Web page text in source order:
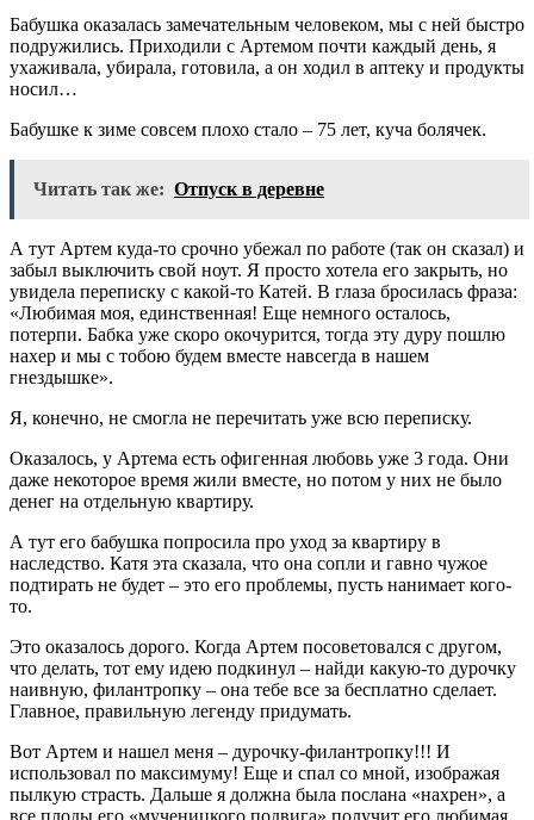
Бабушка оказалась замечательным человеком, мы с ней быстро
подружились. Приходили с Артемом почти каждый день, я
ухаживала, убирала, готовила, а он ходил в аптеку и продукты
носил…
Бабушке к зиме совсем плохо стало – 75 лет, куча болячек.
Читать так же: Отпуск в деревне
А тут Артем куда-то срочно убежал по работе (так он сказал) и
забыл выключить свой ноут. Я просто хотела его закрыть, но
увидела переписку с какой-то Катей. В глаза бросилась фраза:
«Любимая моя, единственная! Еще немного осталось,
потерпи. Бабка уже скоро окочурится, тогда эту дуру пошлю
нахер и мы с тобою будем вместе навсегда в нашем
гнездышке».
Я, конечно, не смогла не перечитать уже всю переписку.
Оказалось, у Артема есть офигенная любовь уже 3 года. Они
даже некоторое время жили вместе, но потом у них не было
денег на отдельную квартиру.
А тут его бабушка попросила про уход за квартиру в
наследство. Катя эта сказала, что она сопли и гавно чужое
подтирать не будет – это его проблемы, пусть нанимает кого-
то.
Это оказалось дорого. Когда Артем посоветовался с другом,
что делать, тот ему идею подкинул – найди какую-то дурочку
наивную, филантропку – она тебе все за бесплатно сделает.
Главное, правильную легенду придумать.
Вот Артем и нашел меня – дурочку-филантропку!!! И
использовал по максимуму! Еще и спал со мной, изображая
пылкую страсть. Дальше я должна была послана «нахрен», а
все плоды его «мученицкого подвига» получит его любимая